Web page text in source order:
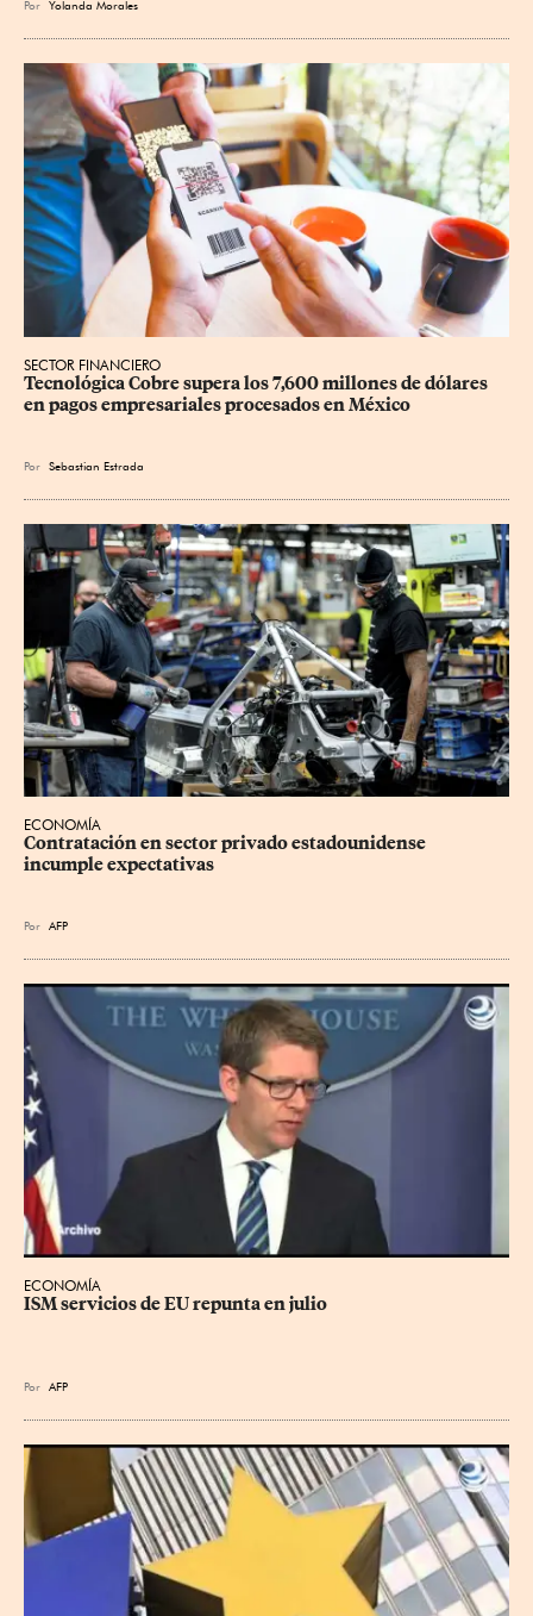
Por Yolanda Morales
SECTOR FINANCIERO
Tecnológica Cobre supera los 7,600 millones de dólares
en pagos empresariales procesados en México
Por Sebastian Estrada
ECONOMÍA
Contratación en sector privado estadounidense
incumple expectativas
Por AFP
ECONOMÍA
ISM servicios de EU repunta en julio
Por AFP